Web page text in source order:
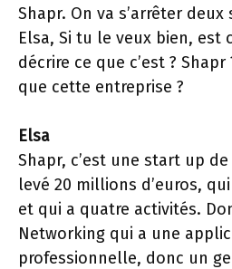
Shapr. On va s’arrêter
Elsa, Si tu le veux bien, est
décrire ce que c’est ? Shapr
que cette entreprise ?
Elsa
Shapr, c’est une start up
levé 20 millions d’euros,
et qui a quatre activités.
Networking qui a une
professionnelle, donc un